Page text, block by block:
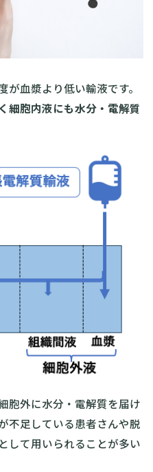
血漿より低い輸液です。
細胞内液にも水分・電解質
胞外に水分・電解質を届け
不足している患者さんや脱
して用いられることが多い